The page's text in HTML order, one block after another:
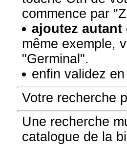
commence par
ajoutez
même exemple,
"Germinal".
enfin validez
Votre recherche
Une recherche
catalogue de la